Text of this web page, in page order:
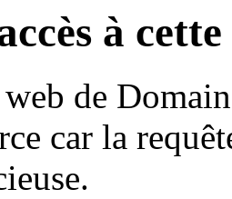
à
de
car la